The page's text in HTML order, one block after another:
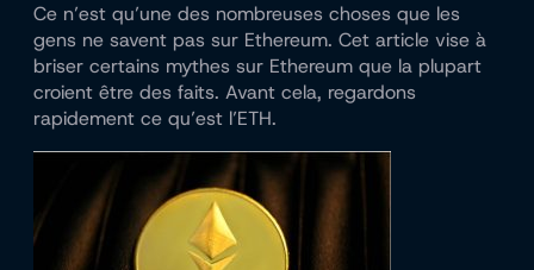
Ce n’est qu’une des nombreuses choses que les
gens ne savent pas sur Ethereum. Cet article vise à
briser certains mythes sur Ethereum que la plupart
croient être des faits. Avant cela, regardons
rapidement ce qu’est l’ETH.